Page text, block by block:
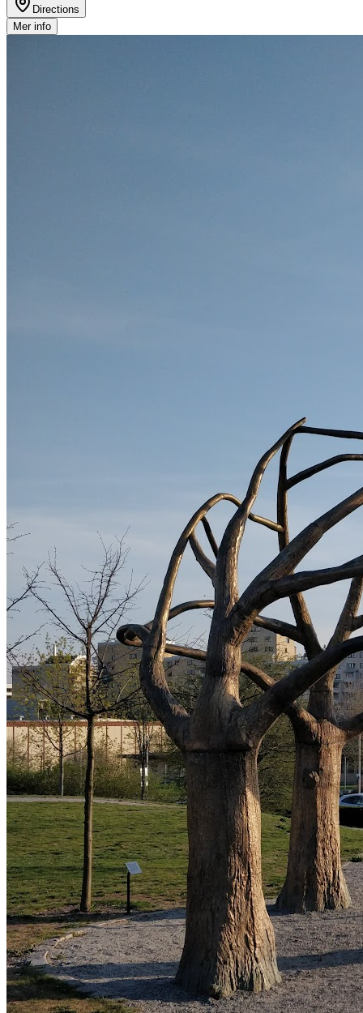
Directions
Mer info